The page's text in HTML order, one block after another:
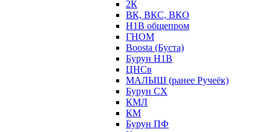
2К
ВК, ВКС, ВКО
Н1В общепром
ГНОМ
Boosta (Буста)
Бурун Н1В
ЦНСв
МАЛЫШ (ранее Ручеёк)
Бурун СХ
КМЛ
КМ
Бурун ПФ